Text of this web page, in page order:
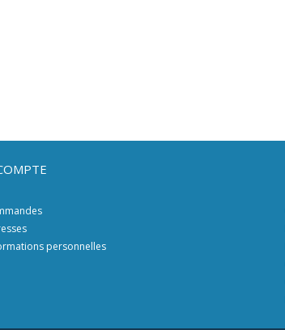
personnelles